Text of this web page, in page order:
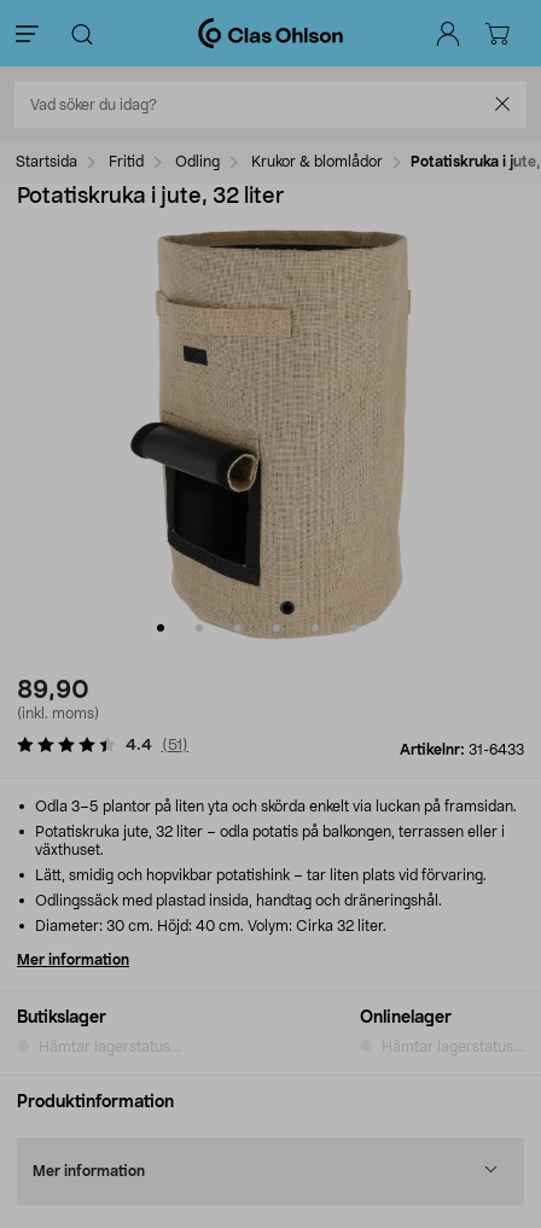
Startsida Fritid Odling Krukor & blomlådor Potatiskruka i
Potatiskruka i jute, 32 liter
89,90
(inkl. moms)
Artikelnr: 31-6433
4.4 ( 51 )
Butikslager
Hämtar lagerstatus...
Onlinelager
Hämtar lagerstatus...
Odla 3–5 plantor på liten yta och skörda enkelt via luckan på framsidan.
Potatiskruka jute, 32 liter – odla potatis på balkongen, terrassen eller i
växthuset.
Lätt, smidig och hopvikbar potatishink – tar liten plats vid förvaring.
Odlingssäck med plastad insida, handtag och dräneringshål.
Diameter: 30 cm. Höjd: 40 cm. Volym: Cirka 32 liter.
Mer information
Produktinformation
Mer information